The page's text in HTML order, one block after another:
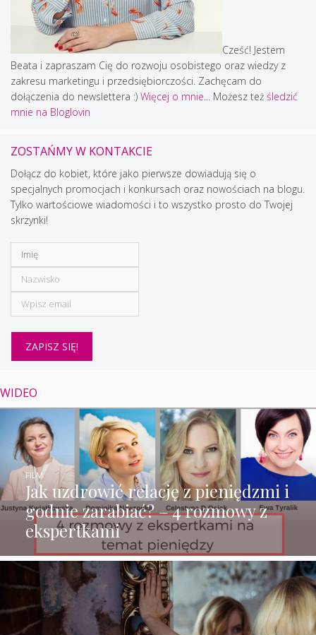
Cześć! Jestem
Beata i zapraszam Cię do rozwoju osobistego oraz wiedzy z
zakresu marketingu i przedsiębiorczości. Zachęcam do
dołączenia do newslettera :) Więcej o mnie... Możesz też śledzić
mnie na Bloglovin
ZOSTAŃMY W KONTAKCIE
Dołącz do kobiet, które jako pierwsze dowiadują się o
specjalnych promocjach i konkursach oraz nowościach na blogu.
Tylko wartościowe wiadomości i to wszystko prosto do Twojej
skrzynki!
WIDEO
Jak uzdrowić relację z pieniędzmi i
godnie zarabiać? – 4 rozmowy z
ekspertkami
FILM